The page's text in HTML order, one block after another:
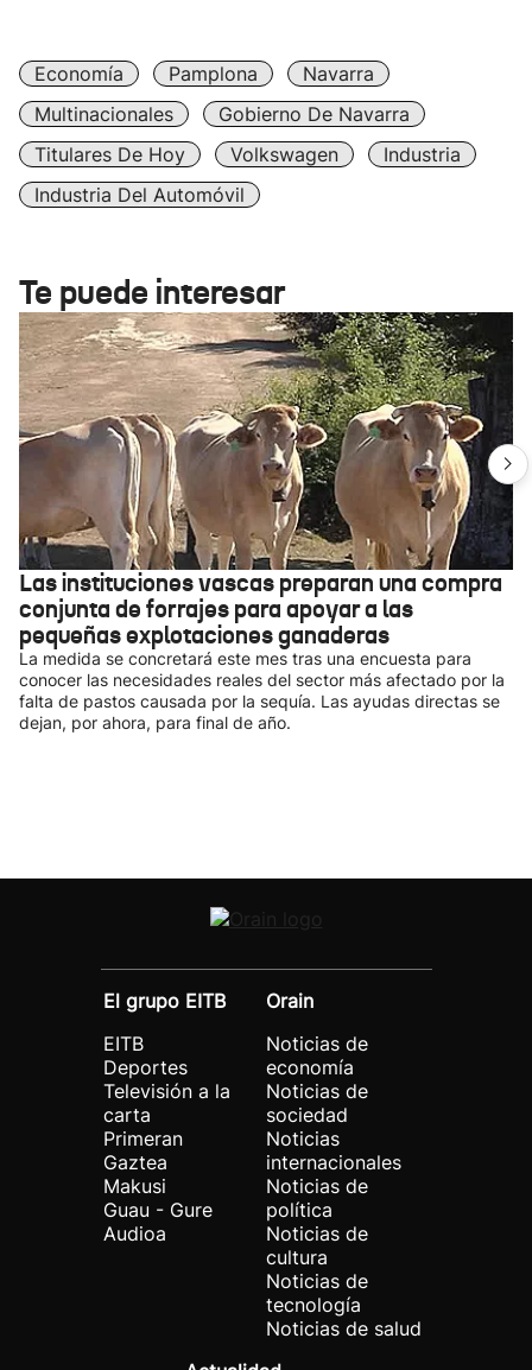
Economía Pamplona
Navarra
Multinacionales
Gobierno De Navarra
Titulares De Hoy
Volkswagen
Industria
Industria Del Automóvil
Te puede interesar
Las instituciones vascas preparan una compra
conjunta de forrajes para apoyar a las
pequeñas explotaciones ganaderas
La medida se concretará este mes tras una encuesta para
conocer las necesidades reales del sector más afectado por la
falta de pastos causada por la sequía. Las ayudas directas se
dejan, por ahora, para final de año.
El grupo EITB
EITB
Deportes
Televisión a la
carta
Primeran
Gaztea
Makusi
Guau - Gure
Audioa
Orain
Noticias de
economía
Noticias de
sociedad
Noticias
internacionales
Noticias de
política
Noticias de
cultura
Noticias de
tecnología
Noticias de salud